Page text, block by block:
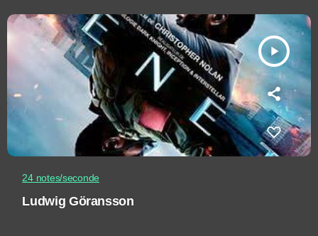
play_arrow
24 notes/seconde
Ludwig Göransson